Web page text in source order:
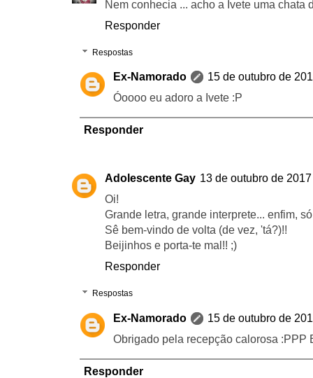
Nem conhecia ... acho a Ivete uma chata
Responder
Respostas
Ex-Namorado
15 de outubro de
Óoooo eu adoro a Ivete :P
Responder
Adolescente Gay 13 de outubro de
Oi!
Grande letra, grande interprete... enfim,
Sê bem-vindo de volta (de vez, 'tá?)!!
Beijinhos e porta-te mal!! ;)
Responder
Respostas
Ex-Namorado
15 de outubro de
Obrigado pela recepção calorosa :PPP
Responder